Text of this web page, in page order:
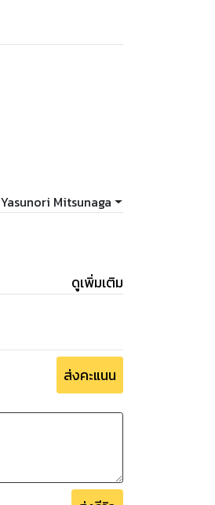
Yasunori Mitsunaga
ดูเพิ่มเติม
ส่งคะแนน